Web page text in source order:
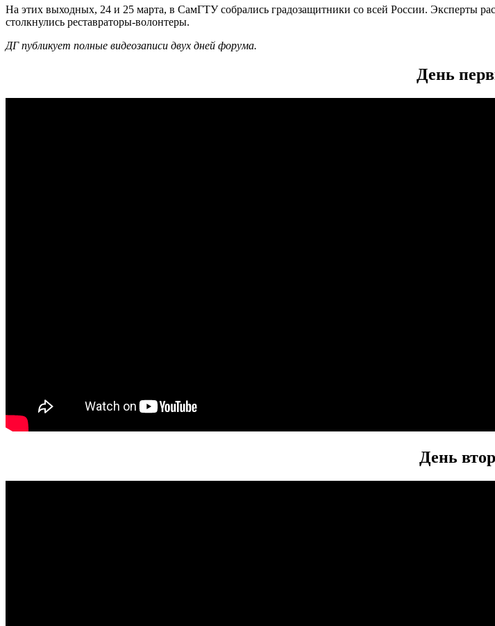
На этих выходных, 24 и 25 марта, в СамГТУ собрались градозащитники со всей России. Эксперты
столкнулись реставраторы-волонтеры.
ДГ публикует полные видеозаписи двух дней форума.
День
День